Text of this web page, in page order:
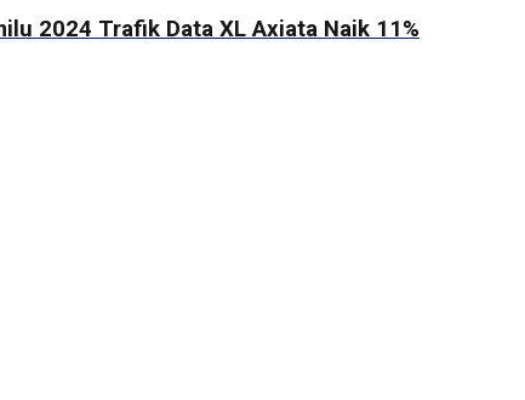
2024 Trafik Data XL Axiata Naik 11%